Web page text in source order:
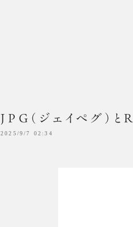
JPG（ジェイペグ）
2025/9/7 02:34